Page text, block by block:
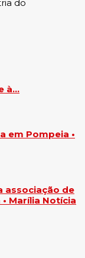
do
à…
em Pompeia •
associação de
Marília Notícia